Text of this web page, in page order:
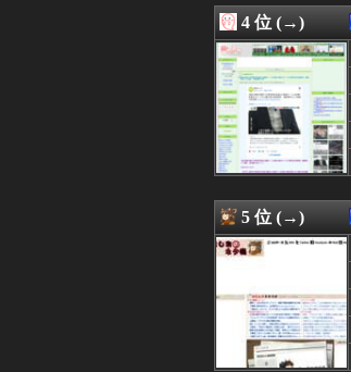
08/08 18:39
08/08 18:34
08/08 18:33
08/08 18:31
08/08 18:30
08/08 18:29
08/08 18:26
08/08 18:23
08/08 18:20
08/08 18:15
08/08 18:13
08/08 18:12
08/08 18:07
08/08 18:06
08/08 18:05
08/08 18:04
4 位 (→)
5 位 (→)